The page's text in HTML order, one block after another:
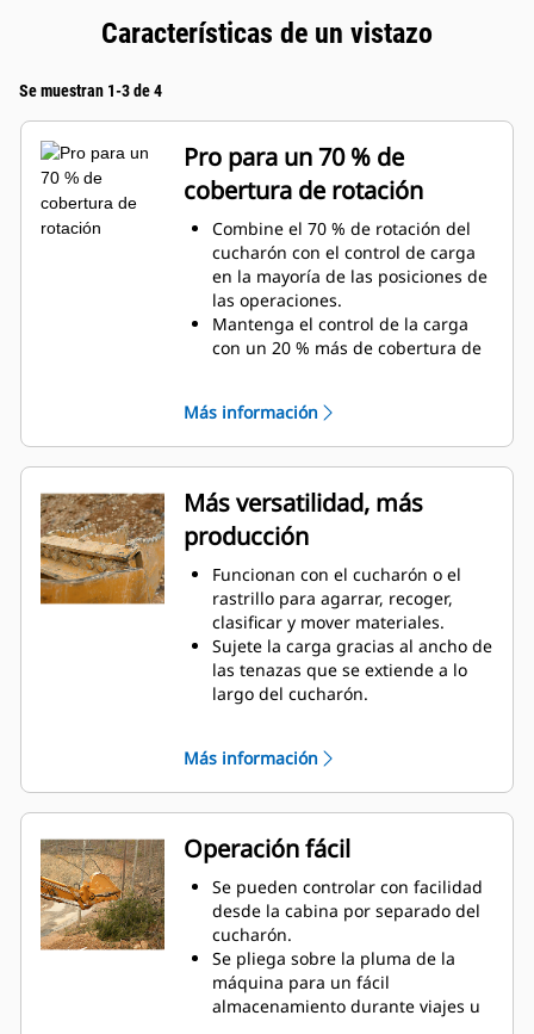
Características de un vistazo
Se muestran 1-3 de 4
Pro para un 70 % de
cobertura de rotación
Combine el 70 % de rotación del
cucharón con el control de carga
en la mayoría de las posiciones de
las operaciones.
Mantenga el control de la carga
con un 20 % más de cobertura de
Realice con facilidad tareas debajo
de la superficie y verticales.
Aumente la productividad de la
máquina desde la excavación
hasta la manipulación de
materiales.
Más información
Más versatilidad, más
producción
Funcionan con el cucharón o el
rastrillo para agarrar, recoger,
clasificar y mover materiales.
Sujete la carga gracias al ancho de
las tenazas que se extiende a lo
largo del cucharón.
con la curvatura única de la tenaza
y las estriaciones en los dientes.
Obtenga la mejor tenaza para sus
tareas. Seleccione la mejor opción
entre las cuatro configuraciones
de dientes para lograr un pleno
agarre o colocar la pluma a
horcajadas durante el transporte.
Administrar varios accesorios de
una flota es más fácil con un
sistema acoplador. Seleccione los
Más información
Operación fácil
Se pueden controlar con facilidad
desde la cabina por separado del
cucharón.
Se pliega sobre la pluma de la
máquina para un fácil
almacenamiento durante viajes u